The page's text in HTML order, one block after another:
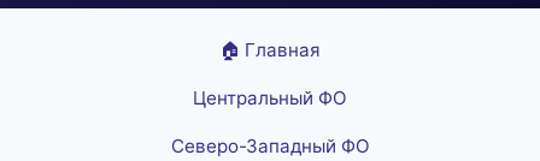
🏠 Главная
Центральный ФО
Северо-Западный ФО